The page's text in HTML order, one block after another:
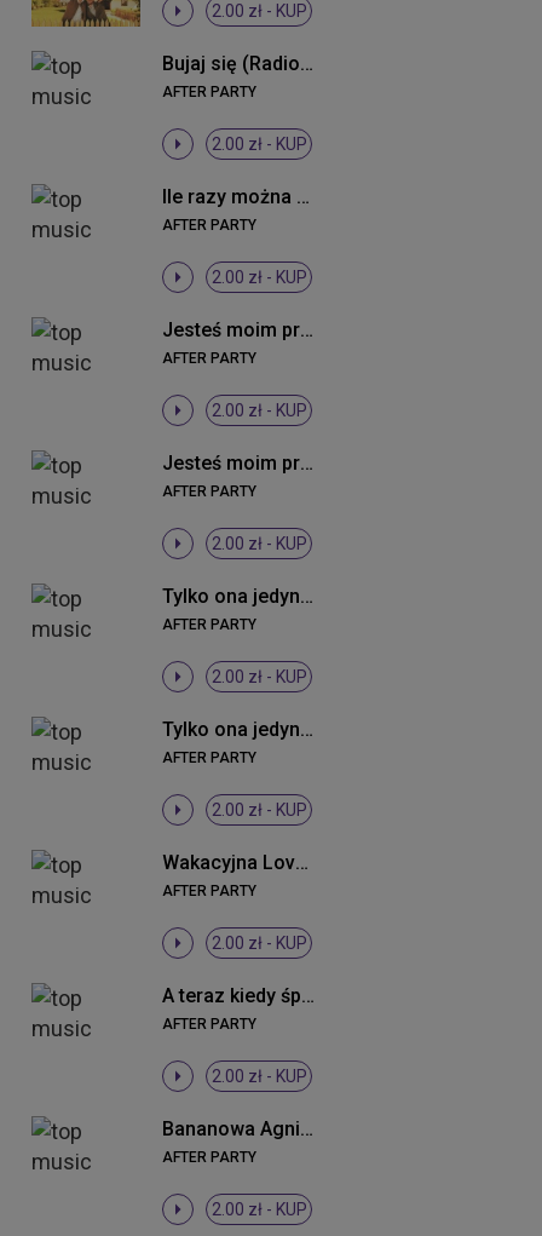
2.00 zł - KUP
Bujaj się (Radio Edit)
AFTER PARTY
2.00 zł - KUP
Ile razy można kochać (Radio Edit)
AFTER PARTY
2.00 zł - KUP
Jesteś moim przeznaczeniem (Ballad Version)
AFTER PARTY
2.00 zł - KUP
Jesteś moim przeznaczeniem (Radio Edit)
AFTER PARTY
2.00 zł - KUP
Tylko ona jedyna (Radio Edit)
AFTER PARTY
2.00 zł - KUP
Tylko ona jedyna (Summer Remix Extended)
AFTER PARTY
2.00 zł - KUP
Wakacyjna Love (wpadka) (Radio Edit)
AFTER PARTY
2.00 zł - KUP
A teraz kiedy śpisz (Radio Edit)
AFTER PARTY
2.00 zł - KUP
Bananowa Agnieszka (DJ Sequence Remix)
AFTER PARTY
2.00 zł - KUP